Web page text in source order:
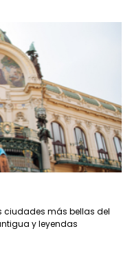
más bellas del
y leyendas